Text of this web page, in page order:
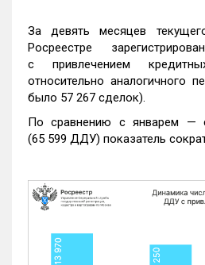
За девять месяцев
Росреестре
с привлечением
относительно аналогичного
было 57 267 сделок).
По сравнению с январем —
(65 599 ДДУ) показатель